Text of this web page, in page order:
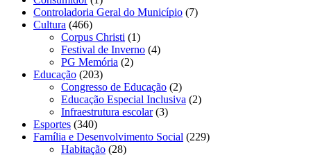
Controladoria Geral do Município (7)
Cultura (466)
Corpus Christi (1)
Festival de Inverno (4)
PG Memória (2)
Educação (203)
Congresso de Educação (2)
Educação Especial Inclusiva (2)
Infraestrutura escolar(3)
Esportes (340)
Família e Desenvolvimento Social (229)
Habitação (28)